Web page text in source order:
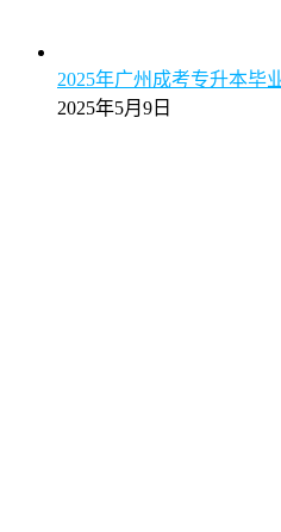
2025年广州成考专升本毕
2025年5月9日